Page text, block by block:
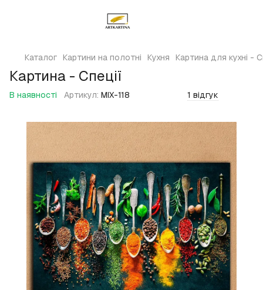
Каталог Картини на полотні Кухня Картина для кухні -
Картина - Спеції
В наявності Артикул: MIX-118 1 відгук